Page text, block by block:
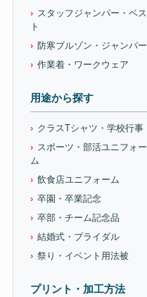
スタッフジャンパー・ベス
ト
防寒ブルゾン・ジャンパー
作業着・ワークウェア
用途から探す
クラスTシャツ・学校行事
スポーツ・部活ユニフォー
ム
飲食店ユニフォーム
卒園・卒業記念
卒部・チーム記念品
結婚式・ブライダル
祭り・イベント用法被
プリント・加工方法